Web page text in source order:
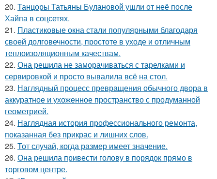
20. Танцоры Татьяны Булановой ушли от неё после
Хайпа в соцсетях.
21. Пластиковые окна стали популярными благодаря
своей долговечности, простоте в уходе и отличным
теплоизоляционным качествам.
22. Она решила не заморачиваться с тарелками и
сервировкой и просто вывалила всё на стол.
23. Наглядный процесс превращения обычного двора в
аккуратное и ухоженное пространство с продуманной
геометрией.
24. Наглядная история профессионального ремонта,
показанная без прикрас и лишних слов.
25. Тот случай, когда размер имеет значение.
26. Она решила привести голову в порядок прямо в
торговом центре.